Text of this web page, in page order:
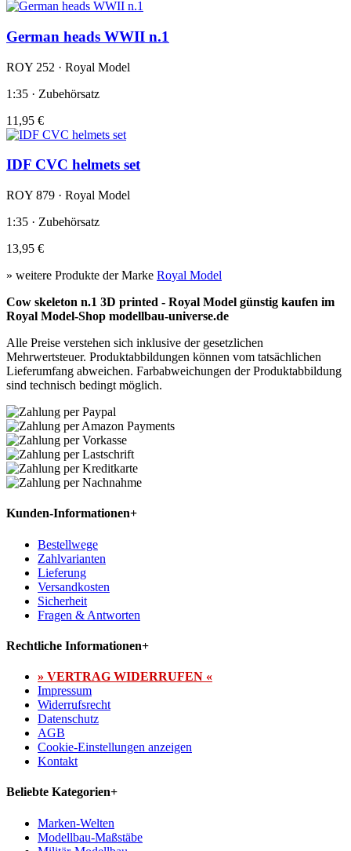
German heads WWII n.1
ROY 252 · Royal Model
1:35 · Zubehörsatz
11,95 €
IDF CVC helmets set
ROY 879 · Royal Model
1:35 · Zubehörsatz
13,95 €
» weitere Produkte der Marke Royal Model
Cow skeleton n.1 3D printed - Royal Model günstig kaufen im
Royal Model-Shop modellbau-universe.de
Alle Preise verstehen sich inklusive der gesetzlichen
Mehrwertsteuer. Produktabbildungen können vom tatsächlichen
Lieferumfang abweichen. Farbabweichungen der Produktabbildung
sind technisch bedingt möglich.
Kunden-Informationen+
Bestellwege
Zahlvarianten
Lieferung
Versandkosten
Sicherheit
Fragen & Antworten
Rechtliche Informationen+
» VERTRAG WIDERRUFEN «
Impressum
Widerrufsrecht
Datenschutz
AGB
Cookie-Einstellungen anzeigen
Kontakt
Beliebte Kategorien+
Marken-Welten
Modellbau-Maßstäbe